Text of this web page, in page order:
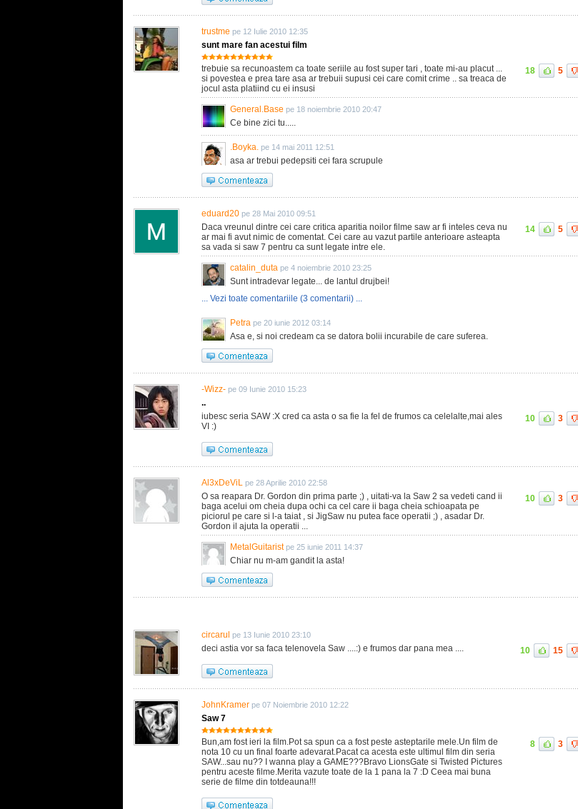
trustme pe 12 Iulie 2010 12:35
sunt mare fan acestui film
trebuie sa recunoastem ca toate seriile au fost super tari , toate mi-au placut ...
si povestea e prea tare asa ar trebuii supusi cei care comit crime .. sa treaca de
jocul asta platiind cu ei insusi
18 5
General.Base pe 18 noiembrie 2010 20:47
Ce bine zici tu.....
.Boyka. pe 14 mai 2011 12:51
asa ar trebui pedepsiti cei fara scrupule
eduard20 pe 28 Mai 2010 09:51
Daca vreunul dintre cei care critica aparitia noilor filme saw ar fi inteles ceva nu
ar mai fi avut nimic de comentat. Cei care au vazut partile anterioare asteapta
sa vada si saw 7 pentru ca sunt legate intre ele.
14 5
catalin_duta pe 4 noiembrie 2010 23:25
Sunt intradevar legate... de lantul drujbei!
... Vezi toate comentariile (3 comentarii) ...
Petra pe 20 iunie 2012 03:14
Asa e, si noi credeam ca se datora bolii incurabile de care suferea.
-Wizz- pe 09 Iunie 2010 15:23
..
iubesc seria SAW :X cred ca asta o sa fie la fel de frumos ca celelalte,mai ales
VI :)
10 3
Al3xDeViL pe 28 Aprilie 2010 22:58
O sa reapara Dr. Gordon din prima parte ;) , uitati-va la Saw 2 sa vedeti cand ii
baga acelui om cheia dupa ochi ca cel care ii baga cheia schioapata pe
piciorul pe care si l-a taiat , si JigSaw nu putea face operatii ;) , asadar Dr.
Gordon il ajuta la operatii ...
10 3
MetalGuitarist pe 25 iunie 2011 14:37
Chiar nu m-am gandit la asta!
circarul pe 13 Iunie 2010 23:10
deci astia vor sa faca telenovela Saw ....:) e frumos dar pana mea .... 10 15
JohnKramer pe 07 Noiembrie 2010 12:22
Saw 7
Bun,am fost ieri la film.Pot sa spun ca a fost peste asteptarile mele.Un film de
nota 10 cu un final foarte adevarat.Pacat ca acesta este ultimul film din seria
SAW...sau nu?? I wanna play a GAME???Bravo LionsGate si Twisted Pictures
pentru aceste filme.Merita vazute toate de la 1 pana la 7 :D Ceea mai buna
serie de filme din totdeauna!!!
8 3